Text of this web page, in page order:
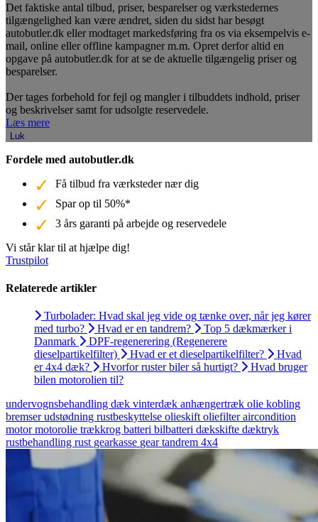
Det faktiske antal tilbud, priser, besparelser og værkstedernes
tilgængelighed kan være ændret, siden du sidst har besøgt
autobutler.dk eller modtaget markedsføring fra os via eksempelvis e-
mail, online eller offline kampagner m.m. Opret derfor altid en
opgave på autobutler.dk for at se de aktuelle tilgængelig priser og
besparelser.
Der tages forbehold for fejl og mangler i tilbuddets indhold, priser
og beskrivelser samt for udsolgte reservedele.
Læs mere
Luk
Fordele med autobutler.dk
Få tilbud fra værksteder nær dig
Spar op til 50%*
3 års garanti på arbejde og reservedele
Vi står klar til at hjælpe dig!
Trustpilot
Relaterede artikler
Turbolader: Hvad skal jeg vide og tænke over, når jeg kører
med turbo?
Hvad er en tandrem?
Top 5 dækmærker i
Danmark
DPF-regenerering (Regenerere
dieselpartikelfilter)
Hvad er et dieselpartikelfilter?
Hvad
er 4x4 dæk?
Hvorfor ruster biler så hurtigt?
Hvad bruger
bilen motorolien til?
undervognsbehandling dæk vinterdæk anhængertræk olie kobling
bremserudstødning rustbeskyttelse olieskift oliefilteraircondition
motormotorolie trækkrog batteri bilbatteri dækskifte dæktryk
rustbehandling rust gearkasse geartandrem 4x4